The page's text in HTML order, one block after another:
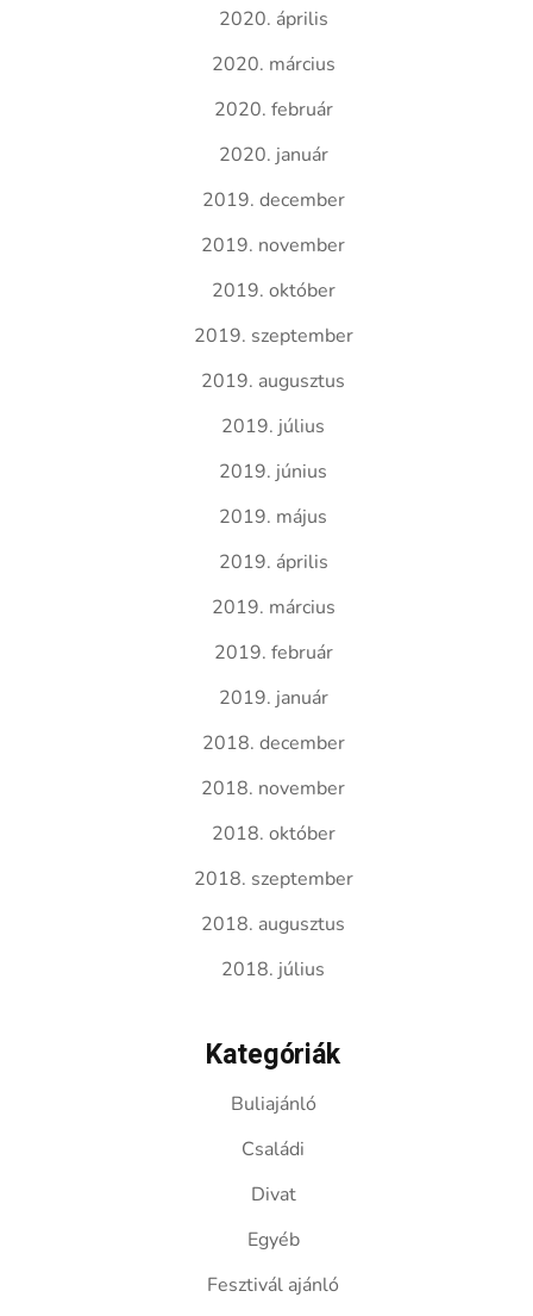
2020. április
2020. március
2020. február
2020. január
2019. december
2019. november
2019. október
2019. szeptember
2019. augusztus
2019. július
2019. június
2019. május
2019. április
2019. március
2019. február
2019. január
2018. december
2018. november
2018. október
2018. szeptember
2018. augusztus
2018. július
Kategóriák
Buliajánló
Családi
Divat
Egyéb
Fesztivál ajánló